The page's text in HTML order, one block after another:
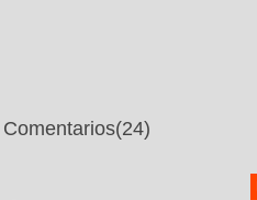
Comentarios(24)